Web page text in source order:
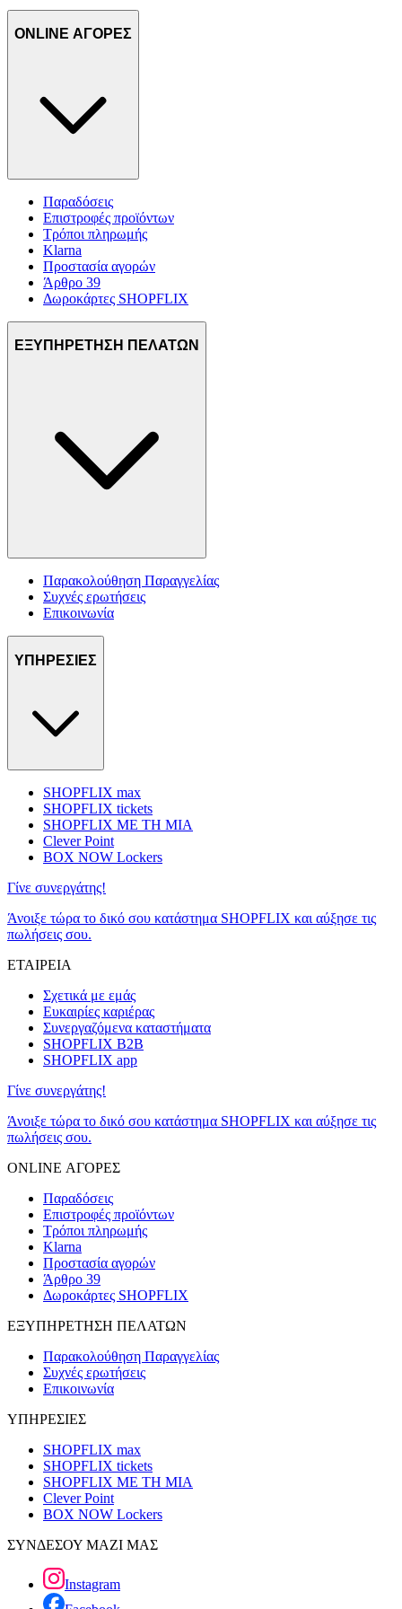
ONLINE ΑΓΟΡΕΣ
Παραδόσεις
Επιστροφές προϊόντων
Τρόποι πληρωμής
Klarna
Προστασία αγορών
Άρθρο 39
Δωροκάρτες SHOPFLIX
ΕΞΥΠΗΡΕΤΗΣΗ ΠΕΛΑΤΩΝ
Παρακολούθηση Παραγγελίας
Συχνές ερωτήσεις
Επικοινωνία
ΥΠΗΡΕΣΙΕΣ
SHOPFLIX max
SHOPFLIX tickets
SHOPFLIX ΜΕ ΤΗ ΜΙΑ
Clever Point
BOX NOW Lockers
Γίνε συνεργάτης!
Άνοιξε τώρα το δικό σου κατάστημα SHOPFLIX και αύξησε τις
πωλήσεις σου.
ΕΤΑΙΡΕΙΑ
Σχετικά με εμάς
Ευκαιρίες καριέρας
Συνεργαζόμενα καταστήματα
SHOPFLIX B2B
SHOPFLIX app
Γίνε συνεργάτης!
Άνοιξε τώρα το δικό σου κατάστημα SHOPFLIX και αύξησε τις
πωλήσεις σου.
ONLINE ΑΓΟΡΕΣ
Παραδόσεις
Επιστροφές προϊόντων
Τρόποι πληρωμής
Klarna
Προστασία αγορών
Άρθρο 39
Δωροκάρτες SHOPFLIX
ΕΞΥΠΗΡΕΤΗΣΗ ΠΕΛΑΤΩΝ
Παρακολούθηση Παραγγελίας
Συχνές ερωτήσεις
Επικοινωνία
ΥΠΗΡΕΣΙΕΣ
SHOPFLIX max
SHOPFLIX tickets
SHOPFLIX ΜΕ ΤΗ ΜΙΑ
Clever Point
BOX NOW Lockers
ΣΥΝΔΕΣΟΥ ΜΑΖΙ ΜΑΣ
Instagram